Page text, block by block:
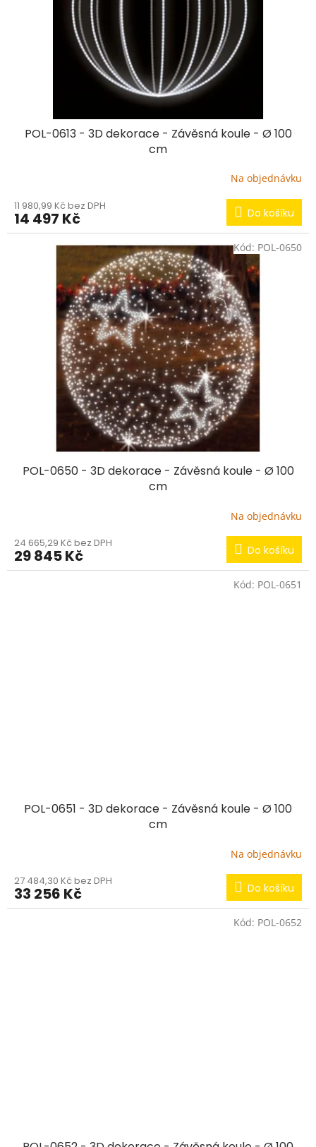
POL-0613 - 3D dekorace - Závěsná koule - Ø 100
cm
Na objednávku
11 980,99 Kč bez DPH
14 497 Kč Do košíku
POL-0650 - 3D dekorace - Závěsná koule - Ø 100
cm
Na objednávku
24 665,29 Kč bez DPH
29 845 Kč Do košíku
Kód: POL-0650
POL-0651 - 3D dekorace - Závěsná koule - Ø 100
cm
Na objednávku
27 484,30 Kč bez DPH
33 256 Kč Do košíku
Kód: POL-0651
Kód: POL-0652